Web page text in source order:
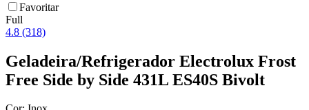
Favoritar
Full
4.8 (318)
Geladeira/Refrigerador Electrolux Frost
Free Side by Side 431L ES40S Bivolt